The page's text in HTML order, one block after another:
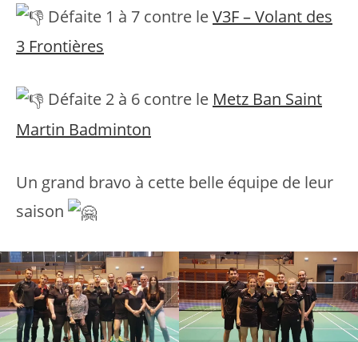
Défaite 1 à 7 contre leV3F – Volant des
3 Frontières
Défaite 2 à 6 contre le Metz Ban Saint
Martin Badminton
Un grand bravo à cette belle équipe de leur
saison